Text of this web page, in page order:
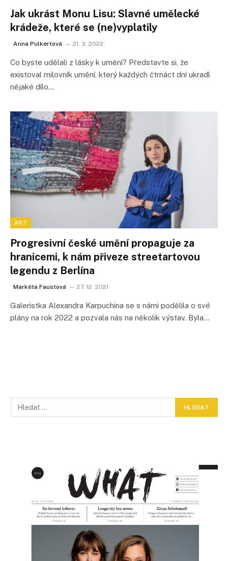
Jak ukrást Monu Lisu: Slavné umělecké
krádeže, které se (ne)vyplatily
Anna Pulkertová 21. 3. 2022
Co byste udělali z lásky k umění? Představte si, že
existoval milovník umění, který každých čtrnáct dní ukradl
nějaké dílo…
ART
Progresivní české umění propaguje za
hranicemi, k nám přiveze streetartovou
legendu z Berlína
Markéta Faustová 27. 12. 2021
Galeristka Alexandra Karpuchina se s námi podělila o své
plány na rok 2022 a pozvala nás na několik výstav. Byla…